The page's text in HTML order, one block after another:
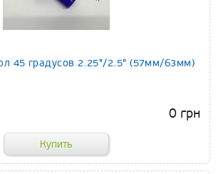
45 градусов 2.25"/2.5" (57мм/63мм)
0 грн